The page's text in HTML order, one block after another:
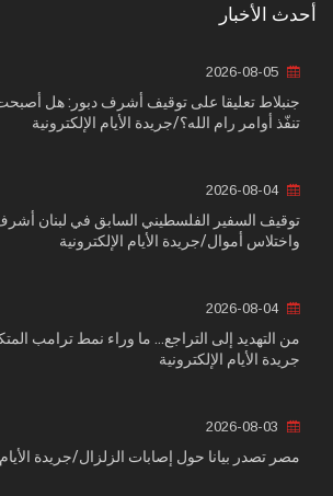
أحدث الأخبار
جنبلاط تعليقا على توقيف أشرف دبور: هل أصبحت
تنفّذ أوامر رام الله؟/جريدة الأيام الإلكترونية
2026-08-04
توقيف السفير الفلسطيني السابق في لبنان
واختلاس أموال/جريدة الأيام الإلكترونية
2026-08-04
من التهديد إلى التراجع... ما وراء نمط ترامب
جريدة الأيام الإلكترونية
مصر تصدر بيانا حول إصابات الزلزال/جريدة الأيام